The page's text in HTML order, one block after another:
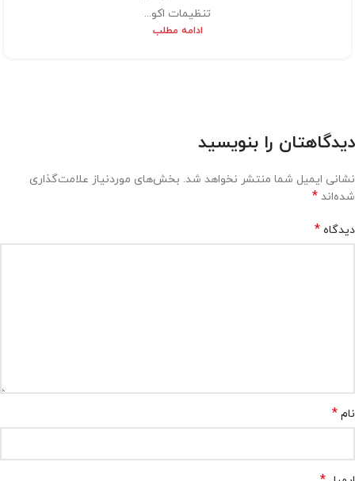
تنظیمات اکو...
ادامه مطلب
دیدگاهتان را بنویسید
نشانی ایمیل شما منتشر نخواهد شد. بخش‌های موردنیاز علامت‌گذاری
شده‌اند *
دیدگاه *
نام *